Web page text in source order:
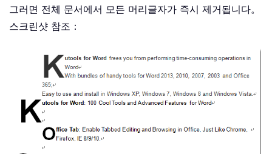
그러면 전체 문서에서 모든 머리글자가 즉시 제거됩니다。
스크린샷 참조：